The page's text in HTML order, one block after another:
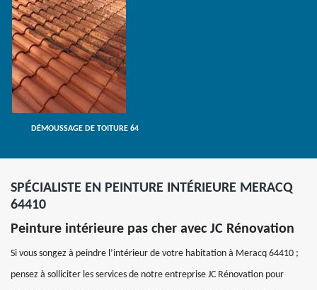
DÉMOUSSAGE DE TOITURE 64
SPÉCIALISTE EN PEINTURE INTÉRIEURE MERACQ
64410
Peinture intérieure pas cher avec JC Rénovation
Si vous songez à peindre l’intérieur de votre habitation à Meracq 64410 ;
pensez à solliciter les services de notre entreprise JC Rénovation pour